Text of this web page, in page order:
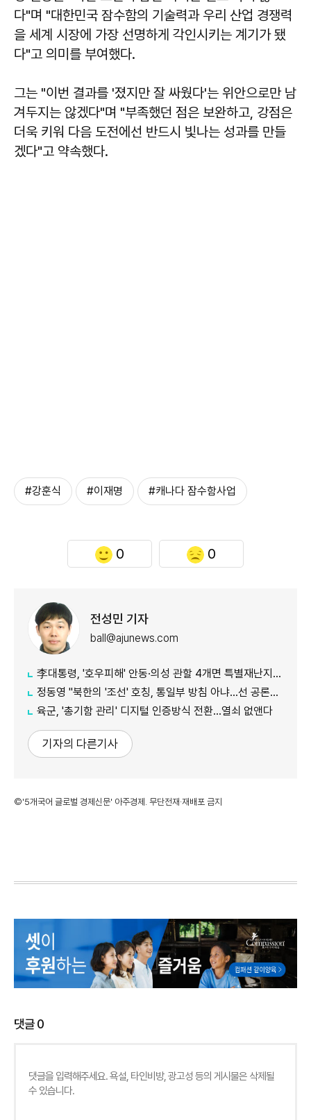
다"며 "대한민국 잠수함의 기술력과 우리 산업 경쟁력
을 세계 시장에 가장 선명하게 각인시키는 계기가 됐
다"고 의미를 부여했다.
그는 "이번 결과를 '졌지만 잘 싸웠다'는 위안으로만 남
겨두지는 않겠다"며 "부족했던 점은 보완하고, 강점은
더욱 키워 다음 도전에선 반드시 빛나는 성과를 만들
겠다"고 약속했다.
#강훈식 #이재명 #캐나다 잠수함사업
0 0
전성민 기자
ball@ajunews.com
李대통령, '호우피해' 안동·의성 관할 4개면 특별재난지역 선포
정동영 "북한의 '조선' 호칭, 통일부 방침 아냐...선 공론화 먼저"
육군, '총기함 관리' 디지털 인증방식 전환…열쇠 없앤다
기자의 다른기사
©'5개국어 글로벌 경제신문' 아주경제. 무단전재·재배포 금지
댓글0